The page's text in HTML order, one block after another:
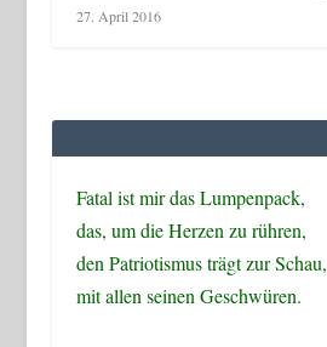
27. April 2016
Fatal ist mir das Lumpenpack,
das, um die Herzen zu rühren,
den Patriotismus trägt zur Schau,
mit allen seinen Geschwüren.